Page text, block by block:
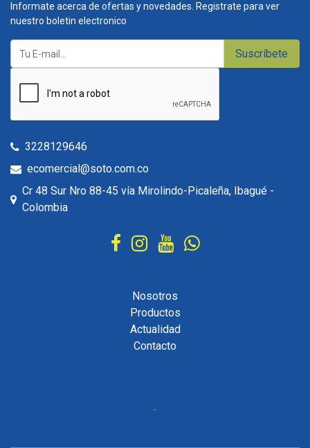
Informate acerca de ofertas y novedades. Registrate para ver
nuestro boletin electronico
Suscríbete
3228129646
ecomercial@soto.com.co
Cr 48 Sur Nro 88-45 vía Mirolindo-Picaleña, Ibagué -
Colombia
Nosotros
Productos
Actualidad
Contacto